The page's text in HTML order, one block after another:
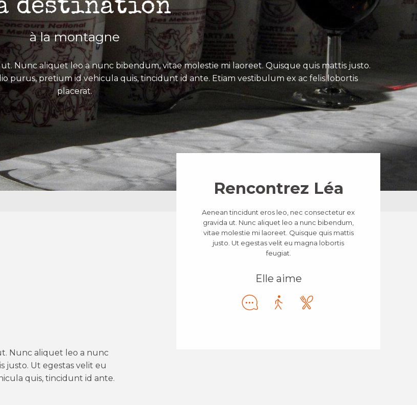
destination
à la montagne
Nunc aliquet leo a nunc bibendum, vitae molestie mi laoreet. Quisque quis mattis justo.
purus, pretium id vehicula quis, tincidunt id ante. Etiam vestibulum ex ac felis lobortis
placerat.
favoris
Nunc aliquet leo a nunc
justo. Ut egestas velit eu
quis, tincidunt id ante.
Rencontrez Léa
Aenean tincidunt eros leo, nec consectetur ex
gravida ut. Nunc aliquet leo a nunc bibendum,
vitae molestie mi laoreet. Quisque quis mattis
justo. Ut egestas velit eu magna lobortis
feugiat.
Elle aime